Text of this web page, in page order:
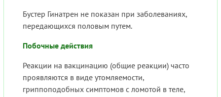
Бустер Гинатрен не показан при заболеваниях,
передающихся половым путем.
Побочные действия
Реакции на вакцинацию (общие реакции) часто
проявляются в виде утомляемости,
гриппоподобных симптомов с ломотой в теле,